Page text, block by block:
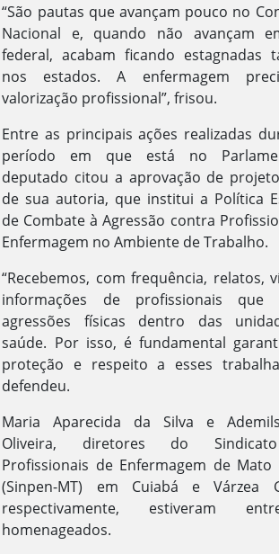
“São pautas que avançam pouco no
Nacional e, quando não avançam
federal, acabam ficando estagnadas
nos estados. A enfermagem
valorização profissional”, frisou.
Entre as principais ações realizadas
período em que está no
deputado citou a aprovação de
de sua autoria, que institui a Política
de Combate à Agressão contra
Enfermagem no Ambiente de Trabalho.
“Recebemos, com frequência, relatos,
informações de profissionais que
agressões físicas dentro das
saúde. Por isso, é fundamental
proteção e respeito a esses
defendeu.
Maria Aparecida da Silva e
Oliveira, diretores do
Profissionais de Enfermagem de Mato
(Sinpen-MT) em Cuiabá e Várzea
respectivamente, estiveram
homenageados.